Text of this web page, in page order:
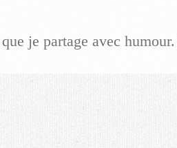
je partage avec